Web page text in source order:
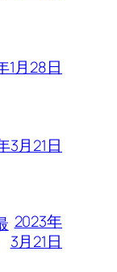
1月28日
3月21日
2023年
3月21日